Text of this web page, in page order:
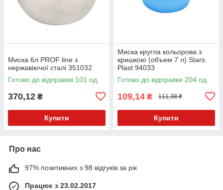
Миска 6л PROF line з
нержавіючої сталі 351032
Готово до відправки 101 од.
370,12 ₴
Купити
Миска кругла кольорова з
кришкою (объем 7 л) Stars
Plast 94033
Готово до відправки 204 од.
109,14 ₴ 111,38 ₴
Купити
Про нас
97% позитивних з 98 відгуків за рік
Працює з 23.02.2017